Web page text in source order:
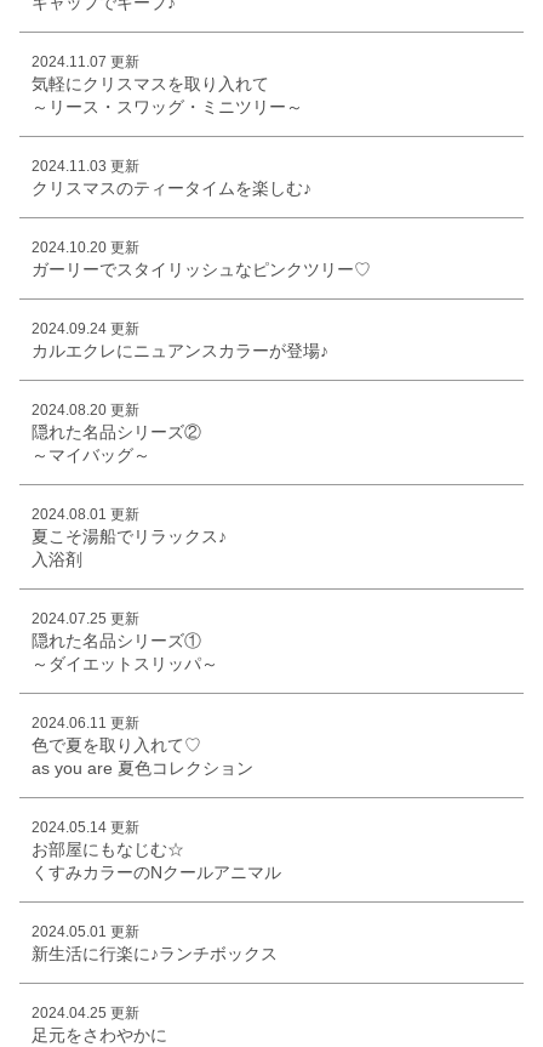
2024.11.07 更新
気軽にクリスマスを取り入れて
～リース・スワッグ・ミニツリー～
2024.11.03 更新
クリスマスのティータイムを楽しむ♪
2024.10.20 更新
ガーリーでスタイリッシュなピンクツリー♡
2024.09.24 更新
カルエクレにニュアンスカラーが登場♪
2024.08.20 更新
隠れた名品シリーズ②
～マイバッグ～
2024.08.01 更新
夏こそ湯船でリラックス♪
入浴剤
2024.07.25 更新
隠れた名品シリーズ①
～ダイエットスリッパ～
2024.06.11 更新
色で夏を取り入れて♡
as you are 夏色コレクション
2024.05.14 更新
お部屋にもなじむ☆
くすみカラーのNクールアニマル
2024.05.01 更新
新生活に行楽に♪ランチボックス
2024.04.25 更新
足元をさわやかに